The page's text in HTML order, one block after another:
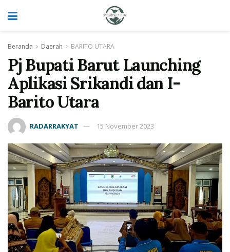
Beranda Daerah BARITO UTARA
Pj Bupati Barut Launching
Aplikasi Srikandi dan I-
Barito Utara
RADARRAKYAT 15 November 2023